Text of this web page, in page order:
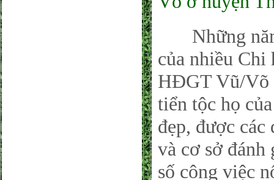
Những năm
của nhiều Chi
HĐGT Vũ/Võ
tiển tộc họ
đẹp, được các
và cơ sở đánh
số công việc